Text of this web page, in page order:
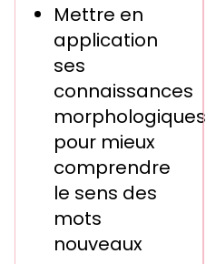
Mettre en
application
ses
connaissances
morphologiques
pour mieux
comprendre
le sens des
mots
nouveaux